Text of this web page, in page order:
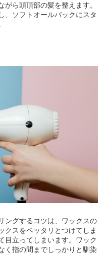
ら頭頂部の髪を整えます。
、ソフトオールバックにスタ
ングするコツは、ワックスの
クスをベッタリとつけてしま
目立ってしまいます。ワック
く指の間までしっかりと馴染